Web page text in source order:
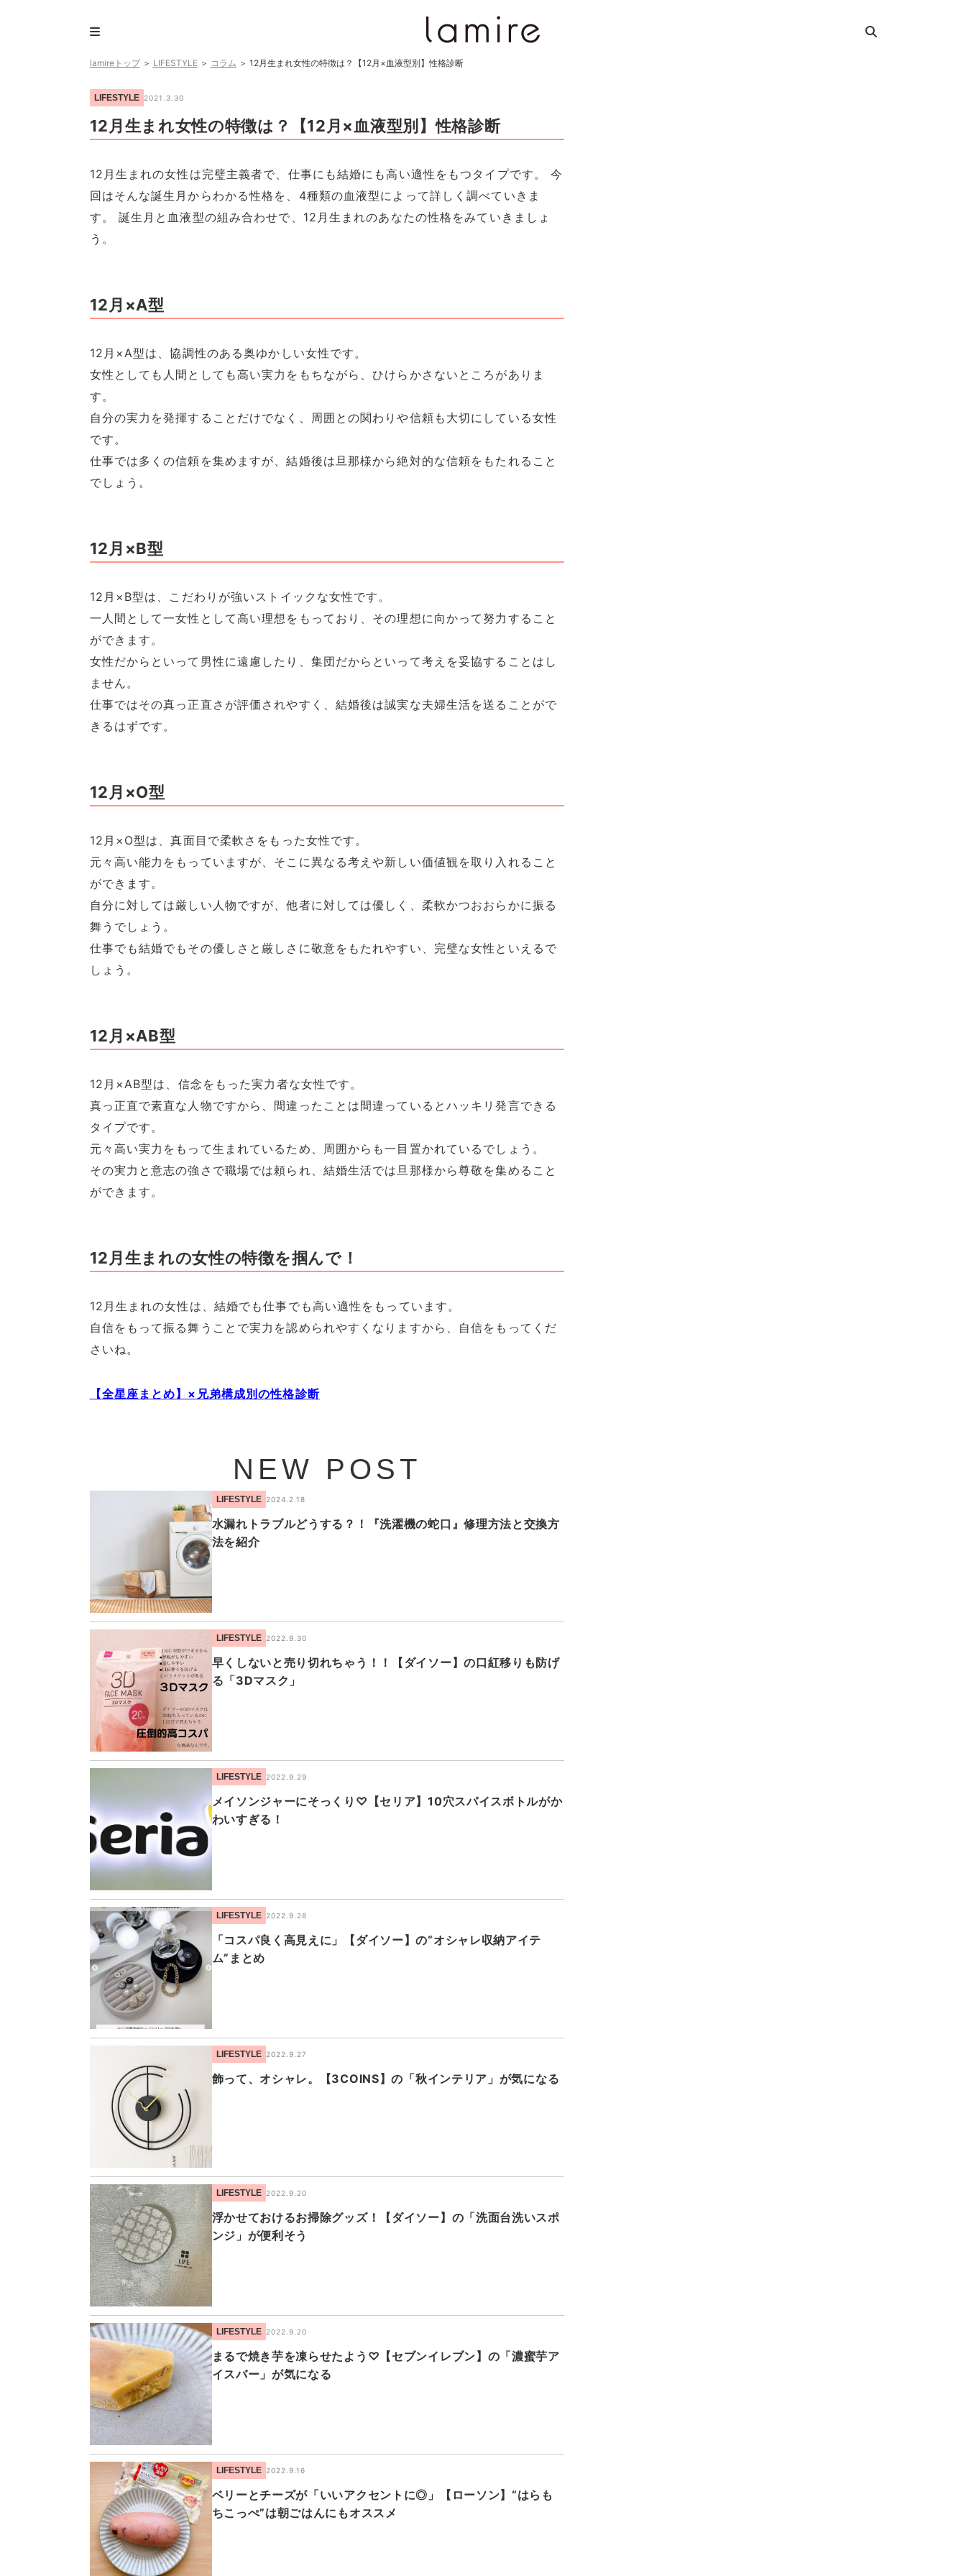
lamireトップ＞ LIFESTYLE＞ コラム ＞ 12月生まれ女性の特徴は？【12月×血液型別】性格診断
LIFESTYLE 2021.3.30
12月生まれ女性の特徴は？【12月×血液型別】性格診断
12月生まれの女性は完璧主義者で、仕事にも結婚にも高い適性をもつタイプです。 今
回はそんな誕生月からわかる性格を、4種類の血液型によって詳しく調べていきま
す。 誕生月と血液型の組み合わせで、12月生まれのあなたの性格をみていきましょ
う。
12月×A型
12月×A型は、協調性のある奥ゆかしい女性です。
女性としても人間としても高い実力をもちながら、ひけらかさないところがありま
す。
自分の実力を発揮することだけでなく、周囲との関わりや信頼も大切にしている女性
です。
仕事では多くの信頼を集めますが、結婚後は旦那様から絶対的な信頼をもたれること
でしょう。
12月×B型
12月×B型は、こだわりが強いストイックな女性です。
一人間として一女性として高い理想をもっており、その理想に向かって努力すること
ができます。
女性だからといって男性に遠慮したり、集団だからといって考えを妥協することはし
ません。
仕事ではその真っ正直さが評価されやすく、結婚後は誠実な夫婦生活を送ることがで
きるはずです。
12月×O型
12月×O型は、真面目で柔軟さをもった女性です。
元々高い能力をもっていますが、そこに異なる考えや新しい価値観を取り入れること
ができます。
自分に対しては厳しい人物ですが、他者に対しては優しく、柔軟かつおおらかに振る
舞うでしょう。
仕事でも結婚でもその優しさと厳しさに敬意をもたれやすい、完璧な女性といえるで
しょう。
12月×AB型
12月×AB型は、信念をもった実力者な女性です。
真っ正直で素直な人物ですから、間違ったことは間違っているとハッキリ発言できる
タイプです。
元々高い実力をもって生まれているため、周囲からも一目置かれているでしょう。
その実力と意志の強さで職場では頼られ、結婚生活では旦那様から尊敬を集めること
ができます。
12月生まれの女性の特徴を掴んで！
12月生まれの女性は、結婚でも仕事でも高い適性をもっています。
自信をもって振る舞うことで実力を認められやすくなりますから、自信をもってくだ
さいね。
【全星座まとめ】×兄弟構成別の性格診断
NEW POST
LIFESTYLE 2024.2.18
水漏れトラブルどうする？！『洗濯機の蛇口』修理方法と交換方
法を紹介
LIFESTYLE 2022.9.30
早くしないと売り切れちゃう！！【ダイソー】の口紅移りも防げ
る「3Dマスク」
LIFESTYLE 2022.9.29
メイソンジャーにそっくり♡【セリア】10穴スパイスボトルがか
わいすぎる！
LIFESTYLE 2022.9.28
「コスパ良く高見えに」【ダイソー】の“オシャレ収納アイテ
ム”まとめ
LIFESTYLE 2022.9.27
飾って、オシャレ。【3COINS】の「秋インテリア」が気になる
LIFESTYLE 2022.9.20
浮かせておけるお掃除グッズ！【ダイソー】の「洗面台洗いスポ
ンジ」が便利そう
LIFESTYLE 2022.9.20
まるで焼き芋を凍らせたよう♡【セブンイレブン】の「濃蜜芋ア
イスバー」が気になる
LIFESTYLE 2022.9.16
ベリーとチーズが「いいアクセントに◎」【ローソン】“はらも
ちこっぺ”は朝ごはんにもオススメ